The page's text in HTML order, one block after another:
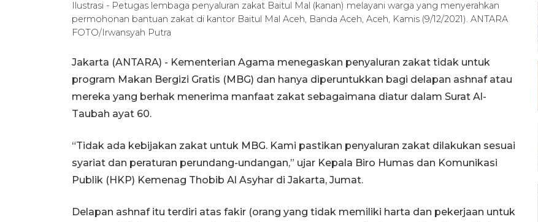
Ilustrasi - Petugas lembaga penyaluran zakat Baitul Mal (kanan) melayani warga yang menyerahkan
permohonan bantuan zakat di kantor Baitul Mal Aceh, Banda Aceh, Aceh, Kamis (9/12/2021). ANTARA
FOTO/Irwansyah Putra
Jakarta (ANTARA) - Kementerian Agama menegaskan penyaluran zakat tidak untuk
program Makan Bergizi Gratis (MBG) dan hanya diperuntukkan bagi delapan ashnaf atau
mereka yang berhak menerima manfaat zakat sebagaimana diatur dalam Surat Al-
Taubah ayat 60.
“Tidak ada kebijakan zakat untuk MBG. Kami pastikan penyaluran zakat dilakukan sesuai
syariat dan peraturan perundang-undangan,” ujar Kepala Biro Humas dan Komunikasi
Publik (HKP) Kemenag Thobib Al Asyhar di Jakarta, Jumat.
Delapan ashnaf itu terdiri atas fakir (orang yang tidak memiliki harta dan pekerjaan untuk